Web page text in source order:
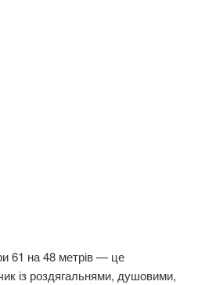
61 на 48 метрів — це
із роздягальнями, душовими,